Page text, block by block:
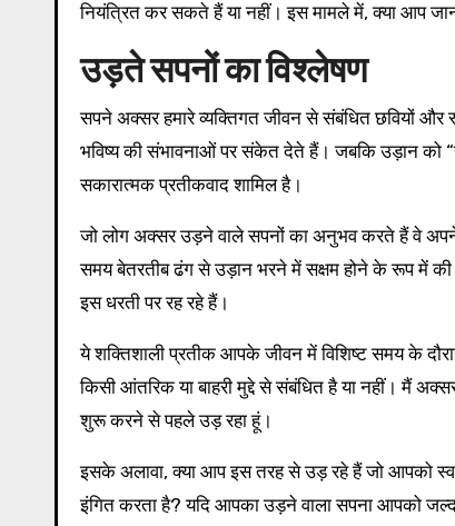
नियंत्रित कर सकते हैं या नहीं। इस मामले में, क्या आप
उड़ते सपनों का विश्लेषण
सपने अक्सर हमारे व्यक्तिगत जीवन से संबंधित छवियों
भविष्य की संभावनाओं पर संकेत देते हैं। जबकि उड़ान को
सकारात्मक प्रतीकवाद शामिल है।
जो लोग अक्सर उड़ने वाले सपनों का अनुभव करते हैं वे
समय बेतरतीब ढंग से उड़ान भरने में सक्षम होने के रूप में
इस धरती पर रह रहे हैं।
ये शक्तिशाली प्रतीक आपके जीवन में विशिष्ट समय के
किसी आंतरिक या बाहरी मुद्दे से संबंधित है या नहीं। मैं
शुरू करने से पहले उड़ रहा हूं।
इसके अलावा, क्या आप इस तरह से उड़ रहे हैं जो आपको
इंगित करता है? यदि आपका उड़ने वाला सपना आपको